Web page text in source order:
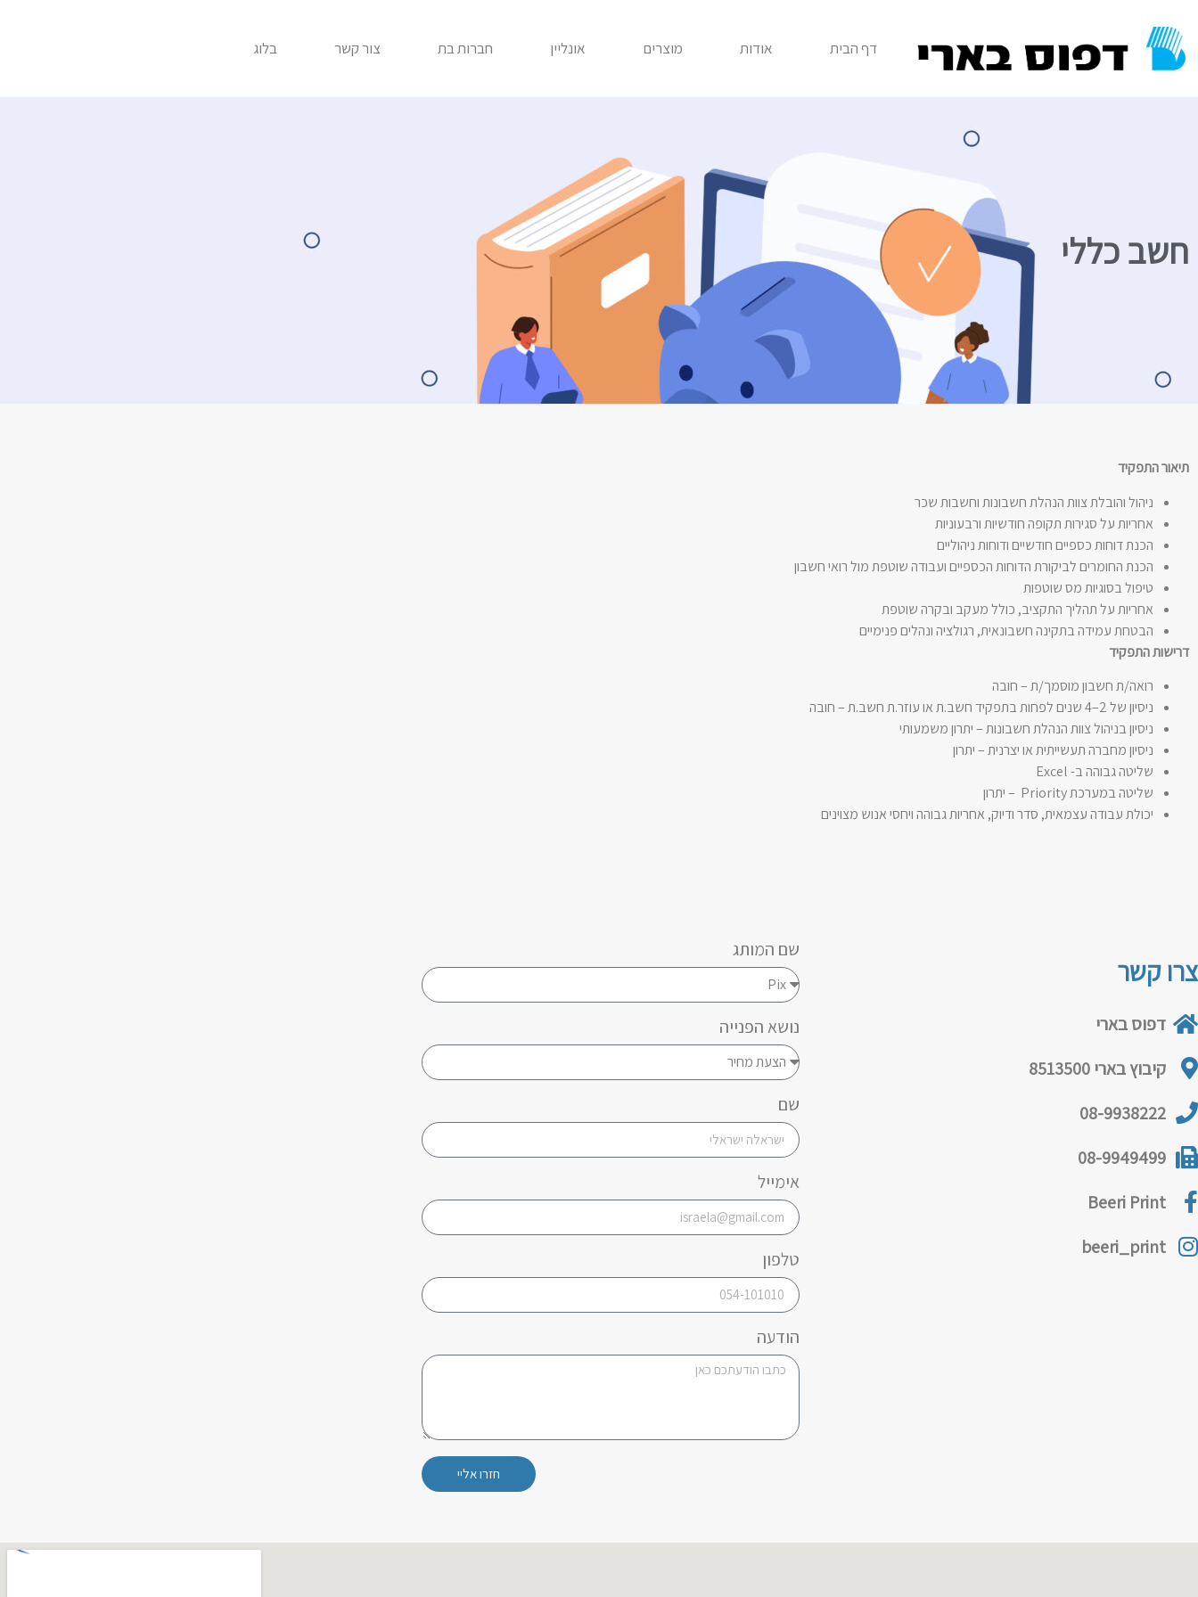
דף הבית אודות מוצרים אונליין חברות בת צור קשר בלוג
חשב כללי
תיאור התפקיד
ניהול והובלת צוות הנהלת חשבונות וחשבות שכר
אחריות על סגירות תקופה חודשיות ורבעוניות
הכנת דוחות כספיים חודשיים ודוחות ניהוליים
הכנת החומרים לביקורת הדוחות הכספיים ועבודה שוטפת מול רואי חשבון
טיפול בסוגיות מס שוטפות
אחריות על תהליך התקציב, כולל מעקב ובקרה שוטפת
הבטחת עמידה בתקינה חשבונאית, רגולציה ונהלים פנימיים
דרישות התפקיד
רואה/ת חשבון מוסמך/ת – חובה
ניסיון של 2–4 שנים לפחות בתפקיד חשב.ת או עוזר.ת חשב.ת – חובה
ניסיון בניהול צוות הנהלת חשבונות – יתרון משמעותי
ניסיון מחברה תעשייתית או יצרנית – יתרון
שליטה גבוהה ב- Excel
שליטה במערכת Priority – יתרון
יכולת עבודה עצמאית, סדר ודיוק, אחריות גבוהה ויחסי אנוש מצוינים
צרו קשר
דפוס בארי
קיבוץ בארי 8513500
08-9938222
08-9949499
Beeri Print
beeri_print
שם המותג
נושא הפנייה
שם
אימייל
טלפון
הודעה
חזרו אליי